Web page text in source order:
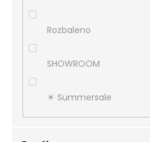
Rozbaleno
SHOWROOM
☀︎ Summersale